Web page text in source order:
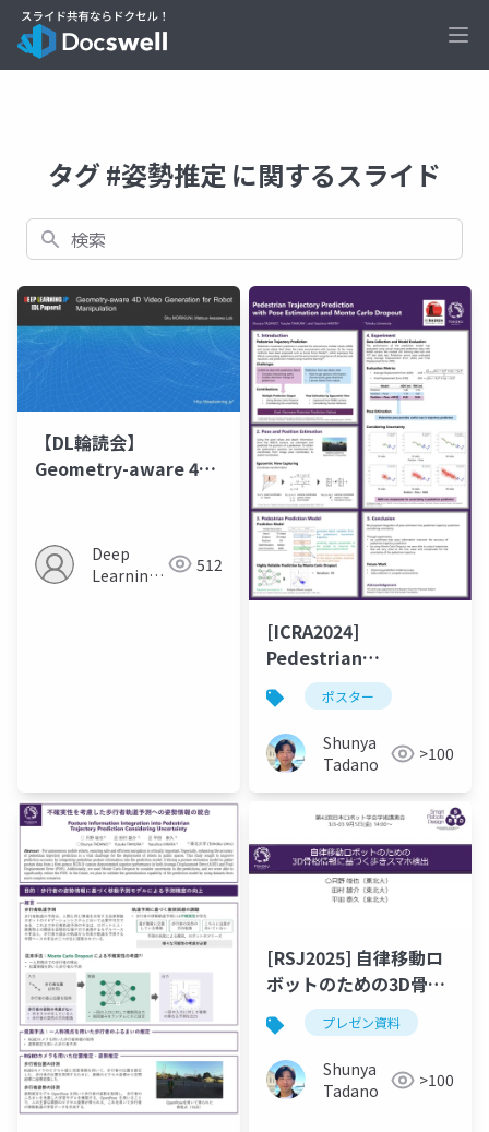
タグ #姿勢推定 に関するスライド
検索
【DL輪読会】
Geometry-aware 4D
Deep
Learning
512
[ICRA2024]
Pedestrian
Trajectory
Prediction with Pose
Estimation and
Monte Carlo Dropout
ポスター
Shunya
Tadano
>100
[RSJ2025] 自律移動ロ
ボットのための3D骨格
情報に基づく歩きスマ
ホ検出
プレゼン資料
Shunya
Tadano
>100